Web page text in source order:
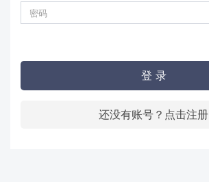
登 录
还没有账号？点击注册